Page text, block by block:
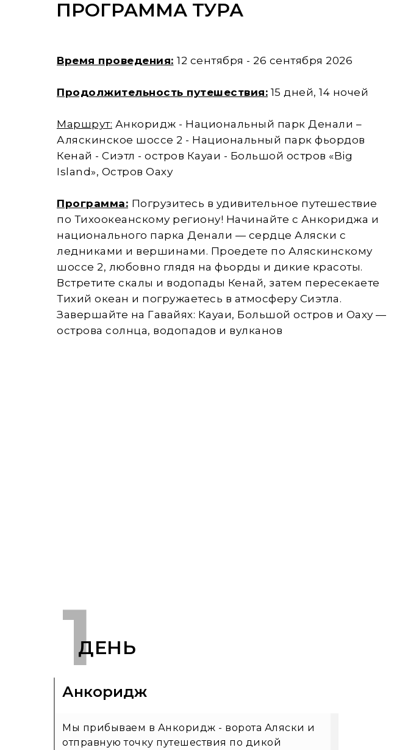
ПРОГРАММА ТУРА
Время проведения: 12 сентября - 26 сентября 2026
Продолжительность путешествия: 15 дней, 14 ночей
Маршрут: Анкоридж - Национальный парк Денали –
Аляскинское шоссе 2 - Национальный парк фьордов
Кенай - Сиэтл - остров Кауаи - Большой остров «Big
Island», Остров Оаху
Программа: Погрузитесь в удивительное путешествие
по Тихоокеанскому региону! Начинайте с Анкориджа и
национального парка Денали — сердце Аляски с
ледниками и вершинами. Проедете по Аляскинскому
шоссе 2, любовно глядя на фьорды и дикие красоты.
Встретите скалы и водопады Кенай, затем пересекаете
Тихий океан и погружаетесь в атмосферу Сиэтла.
Завершайте на Гавайях: Кауаи, Большой остров и Оаху —
острова солнца, водопадов и вулканов
ДЕНЬ
Мы прибываем в Анкоридж - ворота Аляски и
отправную точку путешествия по дикой
1
Анкоридж